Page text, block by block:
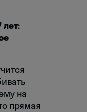
лет:
на
прямая